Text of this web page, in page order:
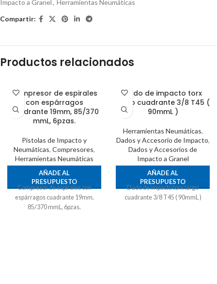
Impacto a Granel, Herramientas Neumáticas
Compartir:
Productos relacionados
Compresor de espirales
con espárragos
cuadrante 19mm, 85/370
mmL, 6pzas.
Pistolas de Impacto y
Neumáticas, Compresores,
Herramientas Neumáticas
AÑADE AL
PRESUPUESTO
Compresor de espirales con
espárragos cuadrante 19mm,
85/370 mmL, 6pzas.
Dado de impacto torx
largo cuadrante 3/8 T45 (
90mmL )
Herramientas Neumáticas,
Dados y Accesorio de Impacto,
Dados y Accesorios de
Impacto a Granel
AÑADE AL
PRESUPUESTO
Dado de impacto torx largo
cuadrante 3/8 T45 ( 90mmL )